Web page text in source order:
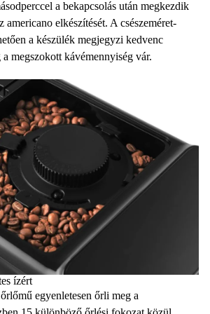
a bekapcsolás után megkezdik
americano elkészítését. A csészeméret-
a készülék megjegyzi kedvenc
megszokott kávémennyiség vár.
ízért
egyenletesen őrli meg a